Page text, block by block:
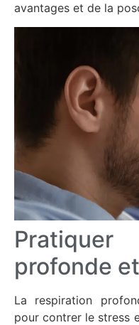
avantages et de la
Pratiquer
profonde
La respiration
pour contrer le stress